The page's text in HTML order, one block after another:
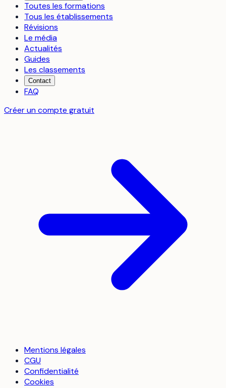
Toutes les formations
Tous les établissements
Révisions
Le média
Actualités
Guides
Les classements
Contact
FAQ
Créer un compte gratuit
Mentions légales
CGU
Confidentialité
Cookies